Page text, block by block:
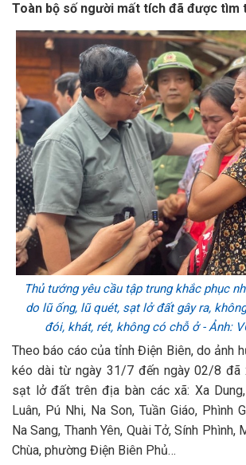
Toàn bộ số người mất tích đã được tìm
Thủ tướng yêu cầu tập trung khắc phục
do lũ ống, lũ quét, sạt lở đất gây ra,
đói, khát, rét, không có chỗ ở - Ảnh:
Theo báo cáo của tỉnh Điện Biên, do ảnh
kéo dài từ ngày 31/7 đến ngày 02/8 đã
sạt lở đất trên địa bàn các xã: Xa
Luân, Pú Nhi, Na Son, Tuần Giáo, Phình
Na Sang, Thanh Yên, Quài Tở, Sính Phình,
Chùa, phường Điện Biên Phủ…